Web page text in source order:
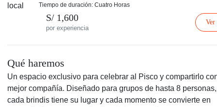
Tiempo de duración: Cuatro Horas
S/ 1,600
por experiencia
Ver
Qué haremos
Un espacio exclusivo para celebrar al Pisco y compartirlo
mejor compañía. Diseñado para grupos de hasta 8
cada brindis tiene su lugar y cada momento se convierte en